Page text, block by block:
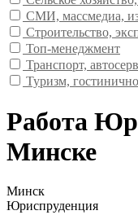
СМИ, массмедиа,
Строительство,
Топ-менеджмент
Транспорт,
Туризм,
Работа
Минске
Минск
Юриспруденция